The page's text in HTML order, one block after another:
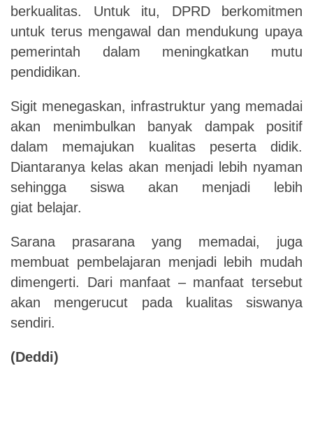
berkualitas. Untuk itu, DPRD berkomitmen
untuk terus mengawal dan mendukung upaya
pemerintah dalam meningkatkan mutu
pendidikan.
Sigit menegaskan, infrastruktur yang memadai
akan menimbulkan banyak dampak positif
dalam memajukan kualitas peserta didik.
Diantaranya kelas akan menjadi lebih nyaman
sehingga siswa akan menjadi lebih
giat belajar.
Sarana prasarana yang memadai, juga
membuat pembelajaran menjadi lebih mudah
dimengerti. Dari manfaat – manfaat tersebut
akan mengerucut pada kualitas siswanya
sendiri.
(Deddi)